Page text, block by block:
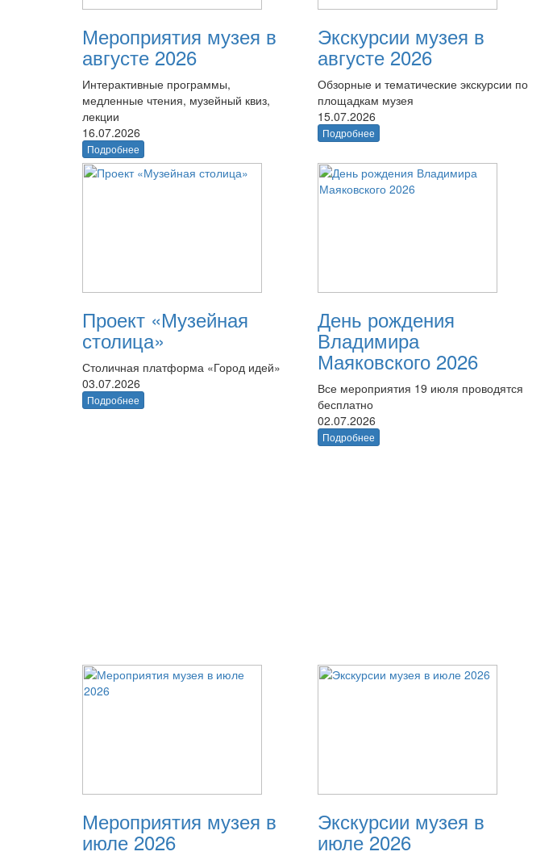
Мероприятия музея в
августе 2026
Интерактивные программы,
медленные чтения, музейный квиз,
лекции
16.07.2026
Подробнее
Экскурсии музея в
августе 2026
Обзорные и тематические экскурсии по
площадкам музея
15.07.2026
Подробнее
Проект «Музейная
столица»
Столичная платформа «Город идей»
03.07.2026
Подробнее
День рождения
Владимира
Маяковского 2026
Все мероприятия 19 июля проводятся
бесплатно
02.07.2026
Подробнее
Мероприятия музея в
июле 2026
Экскурсии музея в
июле 2026